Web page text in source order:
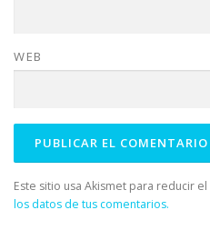
WEB
Este sitio usa Akismet para reducir el
los datos de tus comentarios.